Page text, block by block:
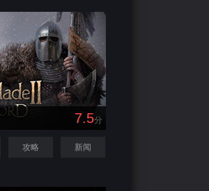
7.5分
攻略 新闻